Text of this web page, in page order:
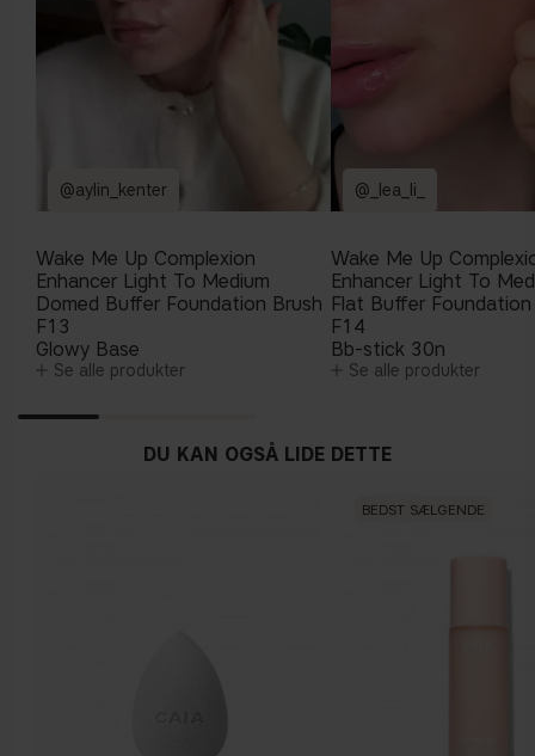
@aylin_kenter
Wake Me Up Complexion
Enhancer Light To Medium
Domed Buffer Foundation Brush
F13
Glowy Base
Se alle produkter
@_lea_li_
Wake Me Up
Enhancer Light To
Flat Buffer Foundation
F14
Bb-stick 30n
Se alle produkter
DU KAN OGSÅ LIDE DETTE
BEDST SÆLGENDE